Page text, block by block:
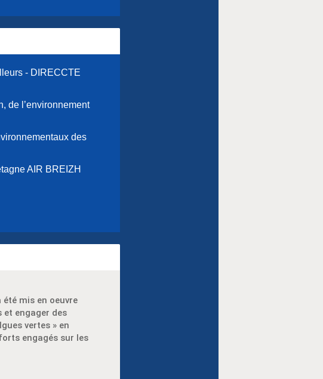
- DIRECCTE
de l’environnement
des
AIR BREIZH
mis en oeuvre
et engager des
vertes » en
engagés sur les